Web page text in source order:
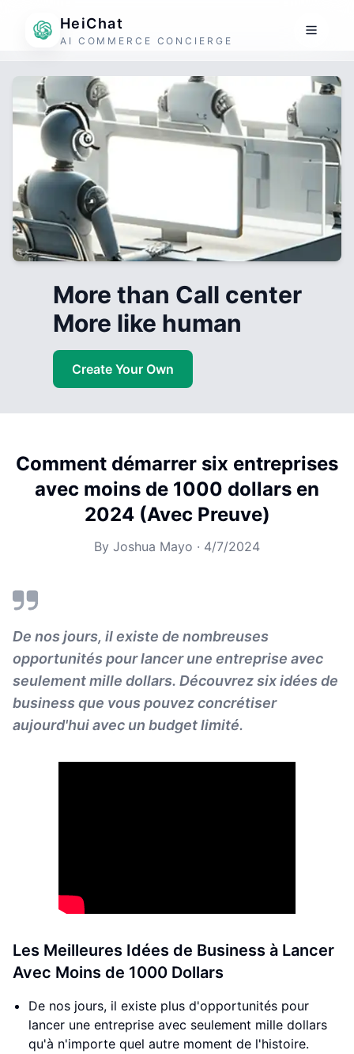
HeiChat
AI COMMERCE CONCIERGE
More than Call center
More like human
Create Your Own
Comment démarrer six entreprises
avec moins de 1000 dollars en
2024 (Avec Preuve)
By Joshua Mayo · 4/7/2024
De nos jours, il existe de nombreuses
opportunités pour lancer une entreprise avec
seulement mille dollars. Découvrez six idées de
business que vous pouvez concrétiser
aujourd'hui avec un budget limité.
Les Meilleures Idées de Business à Lancer
Avec Moins de 1000 Dollars
De nos jours, il existe plus d'opportunités pour
lancer une entreprise avec seulement mille dollars
qu'à n'importe quel autre moment de l'histoire.